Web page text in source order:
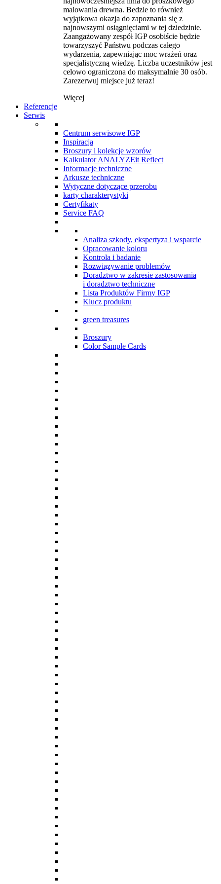
malowania drewna. Bedzie to również
wyjątkowa okazja do zapoznania się z
najnowszymi osiągnięciami w tej dziedzinie.
Zaangażowany zespół IGP osobiście będzie
towarzyszyć Państwu podczas całego
wydarzenia, zapewniając moc wrażeń oraz
specjalistyczną wiedzę. Liczba uczestników jest
celowo ograniczona do maksymalnie 30 osób.
Zarezerwuj miejsce już teraz!
Więcej
Referencje
Serwis
Centrum serwisowe IGP
Inspiracja
Broszury i kolekcje wzorów
Kalkulator ANALYZEit Reflect
Informacje techniczne
Arkusze techniczne
Wytyczne dotyczące przerobu
karty charakterystyki
Certyfikaty
Service FAQ
Analiza szkody, ekspertyza i wsparcie
Opracowanie koloru
Kontrola i badanie
Rozwiązywanie problemów
Doradztwo w zakresie zastosowania
i doradztwo techniczne
Lista Produktów Firmy IGP
Klucz produktu
green treasures
Broszury
Color Sample Cards